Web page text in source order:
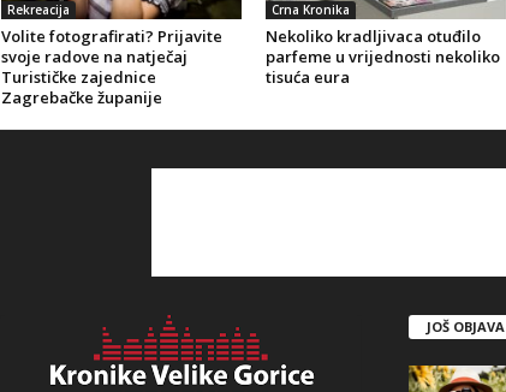
Rekreacija
Volite fotografirati? Prijavite
svoje radove na natječaj
Turističke zajednice
Zagrebačke županije
Crna Kronika
Nekoliko kradljivaca otuđilo
parfeme u vrijednosti nekoliko
tisuća eura
JOŠ OBJAVA